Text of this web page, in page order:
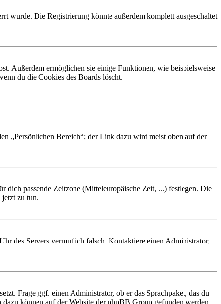
wurde. Die Registrierung könnte außerdem komplett ausgeschaltet
Außerdem ermöglichen sie einige Funktionen, wie beispielsweise
du die Cookies des Boards löscht.
„Persönlichen Bereich“; der Link dazu wird meist oben auf der
dich passende Zeitzone (Mitteleuropäische Zeit, ...) festlegen. Die
jetzt zu tun.
des Servers vermutlich falsch. Kontaktiere einen Administrator,
Frage ggf. einen Administrator, ob er das Sprachpaket, das du
können auf der Website der phpBB Group gefunden werden